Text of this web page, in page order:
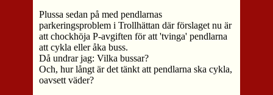
Plussa sedan på med pendlarnas
parkeringsproblem i Trollhättan där förslaget nu är
att chockhöja P-avgiften för att 'tvinga' pendlarna
att cykla eller åka buss.
Då undrar jag: Vilka bussar?
Och, hur långt är det tänkt att pendlarna ska cykla,
oavsett väder?